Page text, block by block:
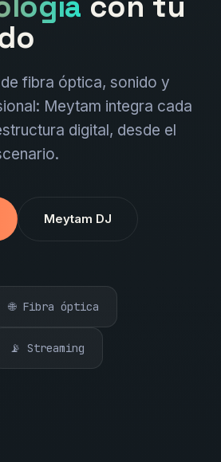
fibra óptica, sonido y
Meytam integra cada
digital, desde el
Meytam DJ
🌐 Fibra óptica
📡 Streaming